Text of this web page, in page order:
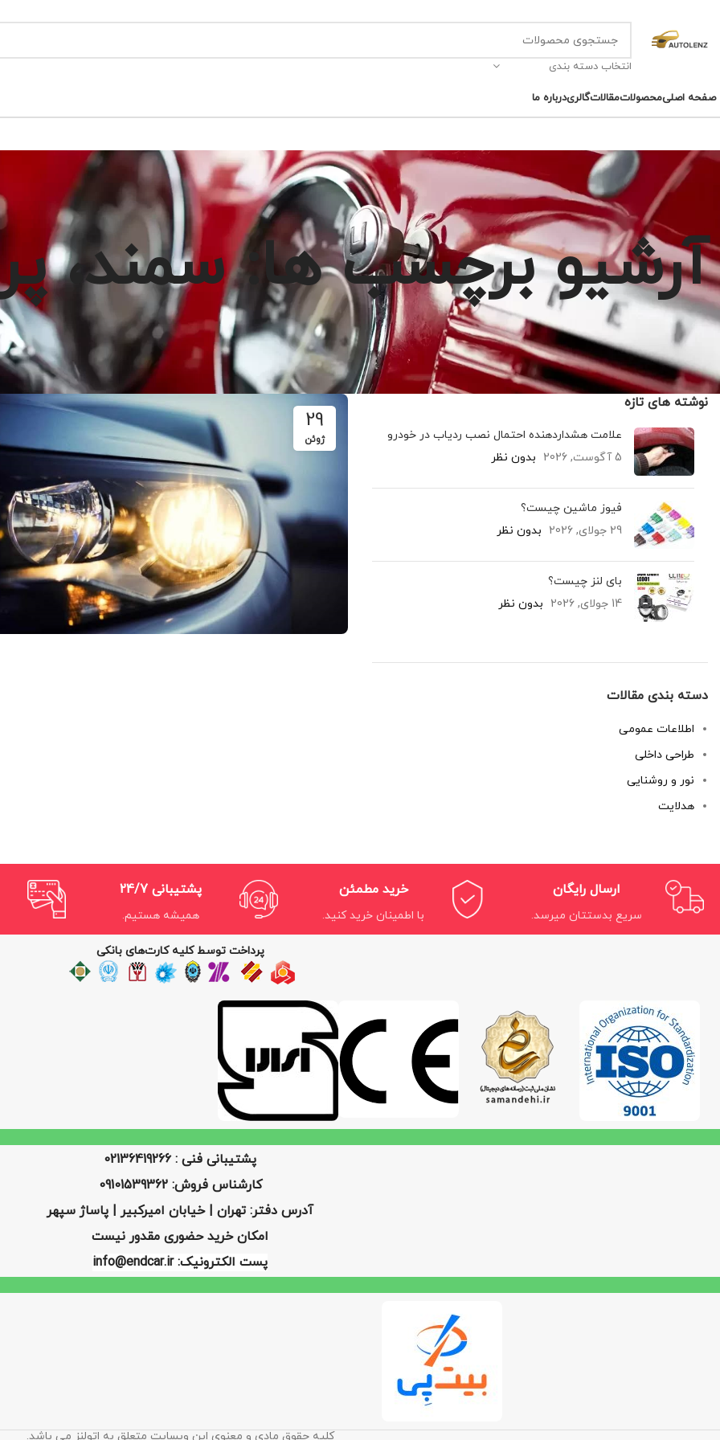
انتخاب دسته بندی
صفحه اصلیمحصولاتمقالاتگالریدرباره ما
آرشیو برچسب ها: سمند،
29
ژوئن
نوشته های تازه
علامت هشداردهنده احتمال نصب ردیاب در خودرو
5 آگوست, 2026
بدون نظر
فیوز ماشین چیست؟
29 جولای, 2026
بدون نظر
بای لنز چیست؟
14 جولای, 2026
بدون نظر
دسته بندی مقالات
اطلاعات عمومی
طراحی داخلی
نور و روشنایی
هدلایت
ارسال رایگان
سریع بدستتان میرسد.
خرید مطمئن
با اطمینان خرید کنید.
پشتیبانی 24/7
همیشه هستیم.
پرداخت توسط کلیه کارت‌های بانکی
پشتیبانی فنی : 02136419266
کارشناس فروش: 09101539362
آدرس دفتر: تهران | خیابان امیرکبیر | پاساژ سپهر
امکان خرید حضوری مقدور نیست
پست الکترونیک: info@endcar.ir
کلیه حقوق مادی و معنوی این وبسایت متعلق به اتولنز می باشد.